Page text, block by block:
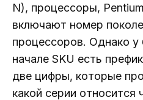
N), процессоры,
включают номер
процессоров. Однако у
начале SKU есть
две цифры, которые
какой серии относится